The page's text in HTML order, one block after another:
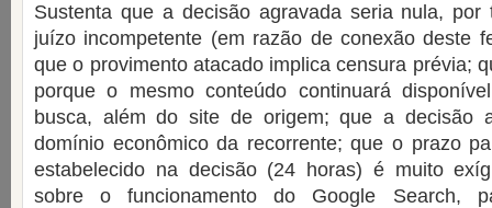
Sustenta que a decisão agravada seria nula,
juízo incompetente (em razão de conexão deste
que o provimento atacado implica censura prévia;
porque o mesmo conteúdo continuará
busca, além do site de origem; que a decisão
domínio econômico da recorrente; que o prazo
estabelecido na decisão (24 horas) é muito
sobre o funcionamento do Google Search,